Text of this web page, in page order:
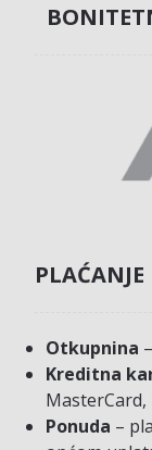
PLAĆANJE
Otkupnina
Kreditna
Ponuda –